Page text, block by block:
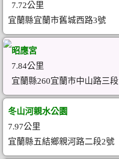
7.72公里
宜蘭縣宜蘭市舊城西路3號
昭應宮
7.84公里
宜蘭縣260宜蘭市中山路三
冬山河親水公園
7.97公里
宜蘭縣五結鄉親河路二段2號